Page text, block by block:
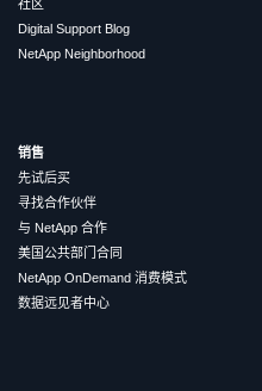
社区
Digital Support Blog
NetApp Neighborhood
销售
先试后买
寻找合作伙伴
与 NetApp 合作
美国公共部门合同
NetApp OnDemand 消费模式
数据远见者中心